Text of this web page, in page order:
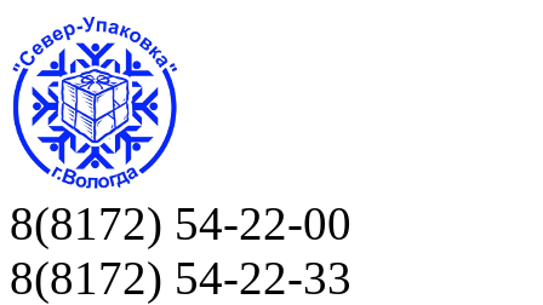
8(8172) 54-22-00
8(8172) 54-22-33